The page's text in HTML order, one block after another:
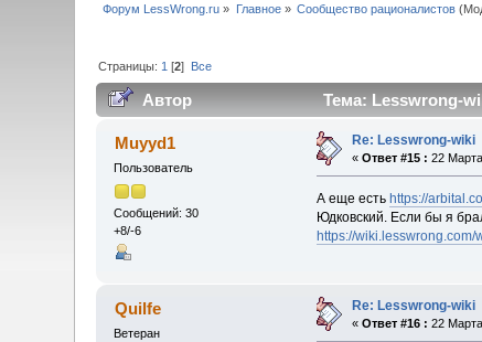
Форум LessWrong.ru » Главное» Сообщество рационалистов
Страницы: 1 [2] Все
Автор Тема: Lesswrong-
Muyyd1
Пользователь
Сообщений: 30
+8/-6
Re: Lesswrong-wiki
«Ответ #15 : 22
А еще есть https://
Юдковский. Если бы я
https://wiki.lesswrong.com/
Quilfe
Ветеран
Re: Lesswrong-wiki
«Ответ #16 : 22